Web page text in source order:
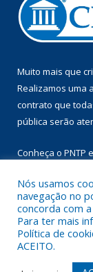
Muito mais que
Realizamos uma
contrato que
pública serão
Conheça o PNTP
Todos os
Nós usamos
navegação no
concorda com
Para ter mais
Política de
ACEITO.